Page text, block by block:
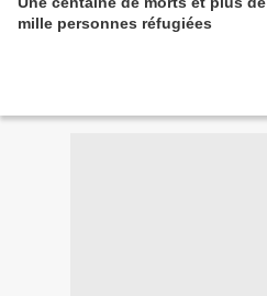
mille personnes réfugiées